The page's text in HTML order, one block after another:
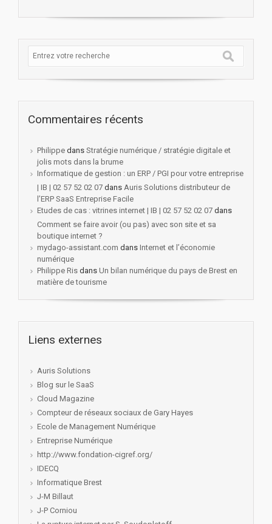
Commentaires récents
Philippe dans Stratégie numérique / stratégie digitale et
jolis mots dans la brume
Informatique de gestion : un ERP / PGI pour votre entreprise
| IB | 02 57 52 02 07 dans Auris Solutions distributeur de
l’ERP SaaS Entreprise Facile
Etudes de cas : vitrines internet | IB | 02 57 52 02 07 dans
Comment se faire avoir (ou pas) avec son site et sa
boutique internet ?
mydago-assistant.com dans Internet et l’économie
numérique
Philippe Ris dans Un bilan numérique du pays de Brest en
matière de tourisme
Liens externes
Auris Solutions
Blog sur le SaaS
Cloud Magazine
Compteur de réseaux sociaux de Gary Hayes
Ecole de Management Numérique
Entreprise Numérique
http://www.fondation-cigref.org/
IDECQ
Informatique Brest
J-M Billaut
J-P Corniou